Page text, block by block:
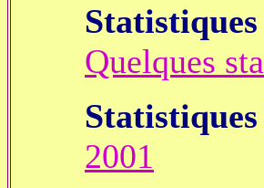
Statistiques
Quelques
Statistiques
2001